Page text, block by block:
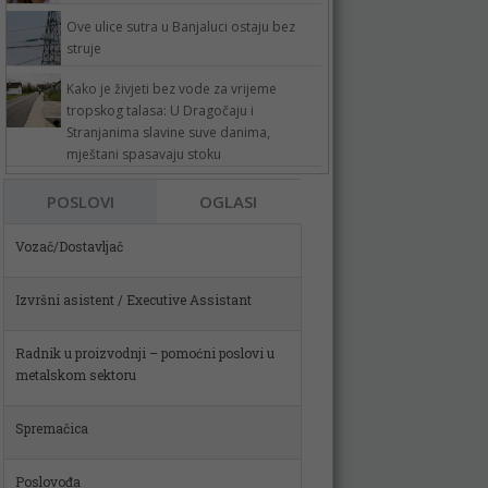
Ove ulice sutra u Banjaluci ostaju bez
struje
Kako je živjeti bez vode za vrijeme
tropskog talasa: U Dragočaju i
Stranjanima slavine suve danima,
mještani spasavaju stoku
POSLOVI OGLASI
Izvršni asistent / Executive Assistant
Radnik u proizvodnji – pomoćni poslovi u
Spremačica
Poslovođa
Skladištar (m)